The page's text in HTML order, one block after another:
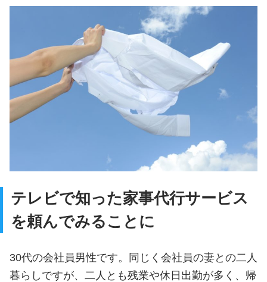
テレビで知った家事代行サービス
を頼んでみることに
30代の会社員男性です。同じく会社員の妻との二人
暮らしですが、二人とも残業や休日出勤が多く、帰